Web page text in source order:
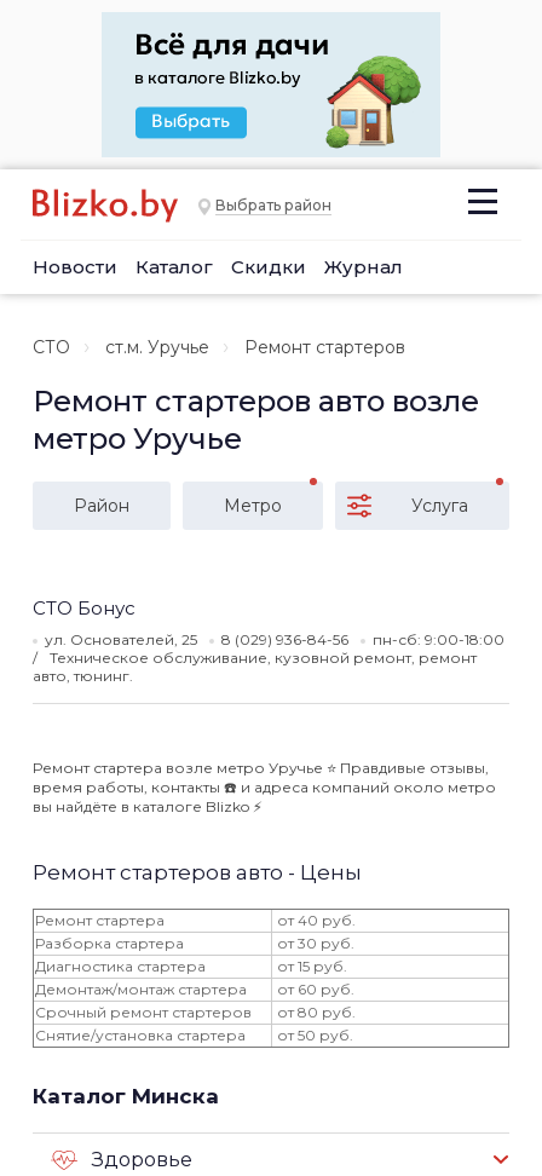
Выбрать район
Новости Каталог Скидки Журнал
СТО ст.м. Уручье Ремонт стартеров
Ремонт стартеров авто возле
метро Уручье
Район Метро Услуга
СТО Бонус
ул. Основателей, 25 8 (029) 936-84-56
пн-сб: 9:00-18:00
Техническое обслуживание, кузовной ремонт, ремонт
авто, тюнинг.
Ремонт стартера возле метро Уручье ⭐️ Правдивые отзывы,
время работы, контакты ☎️ и адреса компаний около метро
вы найдёте в каталоге Blizko ⚡️
Ремонт стартеров авто - Цены
Ремонт стартера
от 40 руб.
Разборка стартера
от 30 руб.
Диагностика стартера
от 15 руб.
Демонтаж/монтаж стартера
от 60 руб.
Срочный ремонт стартеров
от 80 руб.
Снятие/установка стартера
от 50 руб.
Каталог Минска
Здоровье